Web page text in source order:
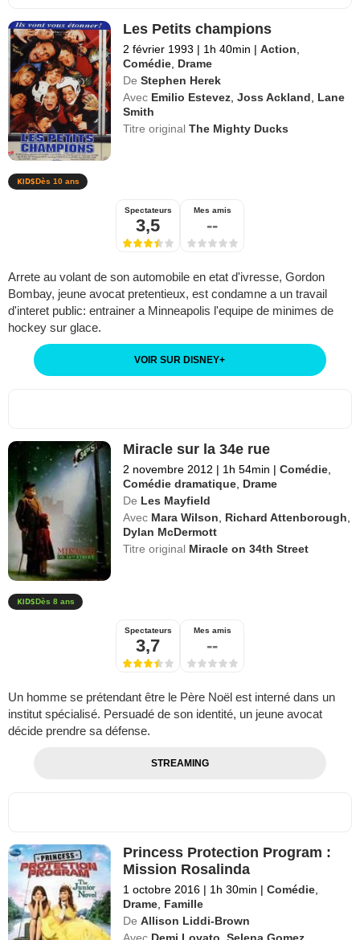
Les Petits champions
2 février 1993 | 1h 40min | Action
Comédie Drame
De Stephen Herek
Avec Emilio Estevez ,Joss Ackland
Lane
Smith
Titre originalThe Mighty Ducks
Dès 10 ans
Spectateurs
3,5
Mes amis
--
Arrete au volant de son automobile en etat d'ivresse, Gordon
Bombay, jeune avocat pretentieux, est condamne a un travail
d'interet public: entrainer a Minneapolis l'equipe de minimes de
hockey sur glace.
VOIR SUR DISNEY+
Miracle sur la 34e rue
2 novembre 2012 | 1h 54min | Comédie
Comédie dramatique Drame
De Les Mayfield
Avec Mara Wilson Richard Attenborough
Dylan McDermott
Titre original Miracle on 34th Street
Dès 8 ans
Spectateurs
3,7
Mes amis
--
Un homme se prétendant être le Père Noël est interné dans un
institut spécialisé. Persuadé de son identité, un jeune avocat
décide prendre sa défense.
STREAMING
Princess Protection Program :
Mission Rosalinda
1 octobre 2016 | 1h 30min | Comédie
Drame Famille
De Allison Liddi-Brown